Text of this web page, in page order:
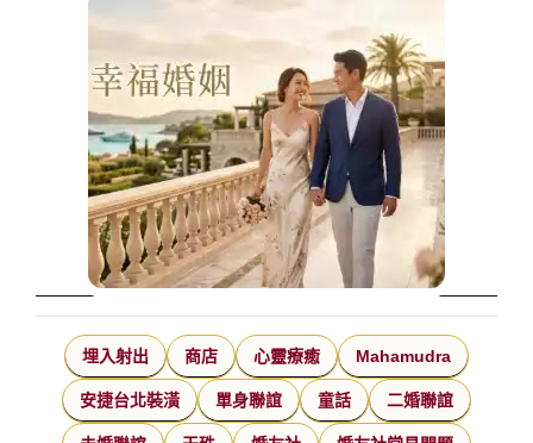
埋入射出 商店 心靈療癒 Mahamudra
安捷台北裝潢 單身聯誼 童話 二婚聯誼